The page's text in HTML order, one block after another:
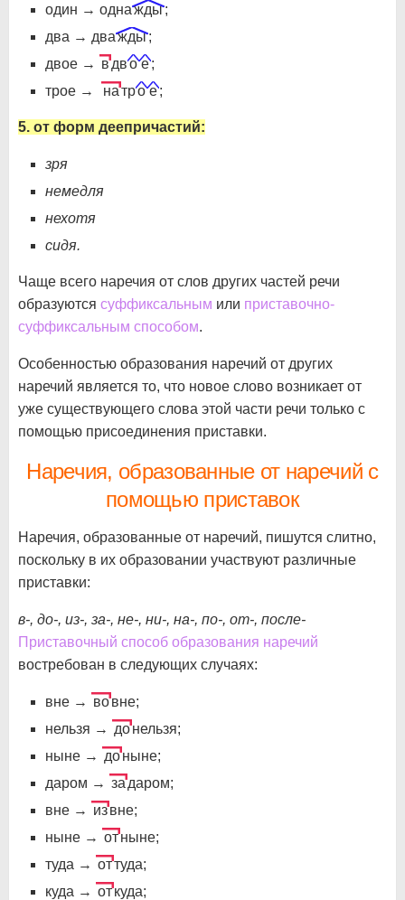
один → однажды;
два → дважды;
двое → вдво е;
трое →
натро е;
5. от форм деепричастий:
зря
немедля
нехотя
сидя.
Чаще всего наречия от слов других частей речи
образуются суффиксальным или приставочно-
суффиксальным способом.
Особенностью образования наречий от других
наречий является то, что новое слово возникает от
уже существующего слова этой части речи только с
помощью присоединения приставки.
Наречия, образованные от наречий с
помощью приставок
Наречия, образованные от наречий, пишутся слитно,
поскольку в их образовании участвуют различные
приставки:
в-, до-, из-, за-, не-, ни-, на-, по-, от-, после-
Приставочный способ образования наречий
востребован в следующих случаях:
вне → вовне;
нельзя → донельзя;
ныне → доныне;
даром → задаром;
вне → извне;
ныне → отныне;
туда → оттуда;
куда → откуда;